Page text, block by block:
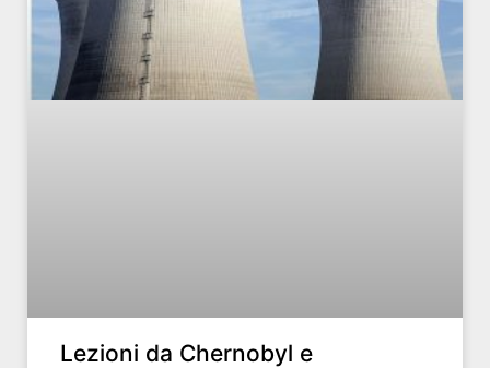
Lezioni da Chernobyl e